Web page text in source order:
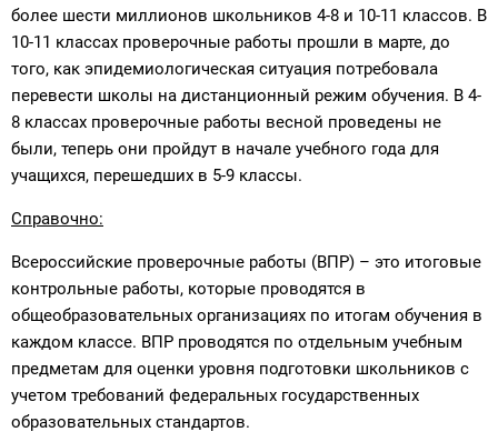
более шести миллионов школьников 4-8 и 10-11 классов. В
10-11 классах проверочные работы прошли в марте, до
того, как эпидемиологическая ситуация потребовала
перевести школы на дистанционный режим обучения. В 4-
8 классах проверочные работы весной проведены не
были, теперь они пройдут в начале учебного года для
учащихся, перешедших в 5-9 классы.
Справочно:
Всероссийские проверочные работы (ВПР) – это итоговые
контрольные работы, которые проводятся в
общеобразовательных организациях по итогам обучения в
каждом классе. ВПР проводятся по отдельным учебным
предметам для оценки уровня подготовки школьников с
учетом требований федеральных государственных
образовательных стандартов.